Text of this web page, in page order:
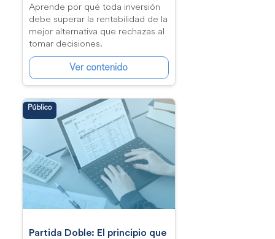
Aprende por qué toda inversión
debe superar la rentabilidad de la
mejor alternativa que rechazas al
tomar decisiones.
Ver contenido
Público
Partida Doble: El principio que